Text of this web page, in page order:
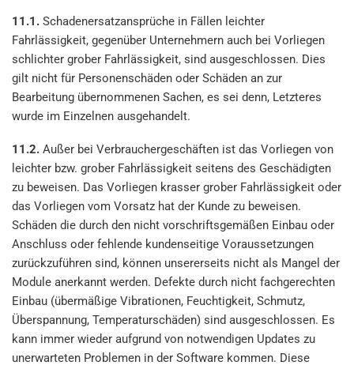
11.1. Schadenersatzansprüche in Fällen leichter
Fahrlässigkeit, gegenüber Unternehmern auch bei Vorliegen
schlichter grober Fahrlässigkeit, sind ausgeschlossen. Dies
gilt nicht für Personenschäden oder Schäden an zur
Bearbeitung übernommenen Sachen, es sei denn, Letzteres
wurde im Einzelnen ausgehandelt.
11.2. Außer bei Verbrauchergeschäften ist das Vorliegen von
leichter bzw. grober Fahrlässigkeit seitens des Geschädigten
zu beweisen. Das Vorliegen krasser grober Fahrlässigkeit oder
das Vorliegen vom Vorsatz hat der Kunde zu beweisen.
Schäden die durch den nicht vorschriftsgemäßen Einbau oder
Anschluss oder fehlende kundenseitige Voraussetzungen
zurückzuführen sind, können unsererseits nicht als Mangel der
Module anerkannt werden. Defekte durch nicht fachgerechten
Einbau (übermäßige Vibrationen, Feuchtigkeit, Schmutz,
Überspannung, Temperaturschäden) sind ausgeschlossen. Es
kann immer wieder aufgrund von notwendigen Updates zu
unerwarteten Problemen in der Software kommen. Diese